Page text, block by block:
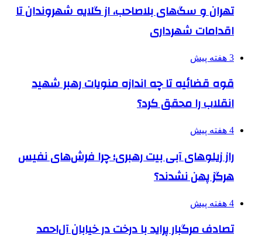
تهران و سگ‌های بلاصاحب، از گلایه شهروندان تا
اقدامات شهرداری
3 هفته پیش
قوه قضائیه تا چه اندازه منویات رهبر شهید
انقلاب را محقق کرد؟
4 هفته پیش
راز زیلوهای آبی بیت رهبری؛ چرا فرش‌های نفیس
هرگز پهن نشدند؟
4 هفته پیش
تصادف مرگبار پراید با درخت در خیابان آل‌احمد